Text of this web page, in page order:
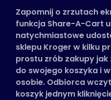
Często
Polski
Zapomnij o zrzutach
funkcja Share-A-Cart
natychmiastowe
sklepu Kroger w kilku
prostu zrób zakupy jak
do swojego koszyka i
osobie. Odbiorca
koszyk jednym